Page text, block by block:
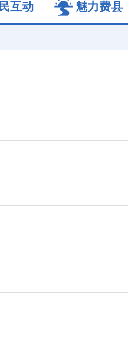
互动 魅力费县